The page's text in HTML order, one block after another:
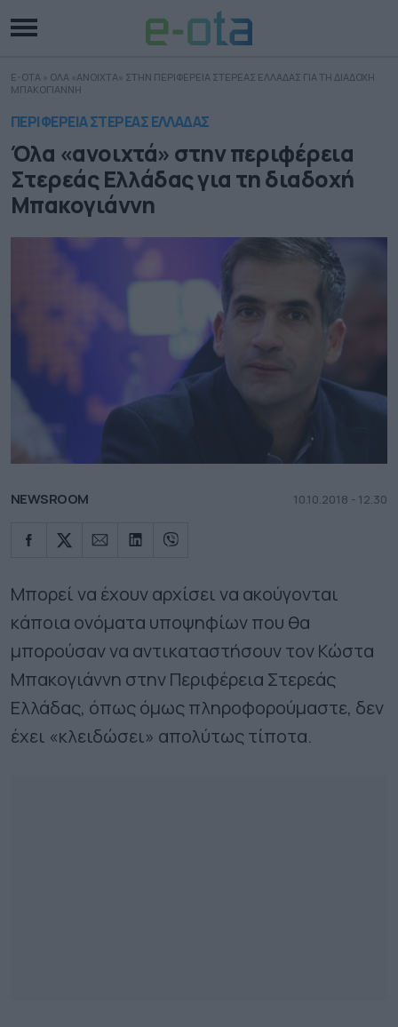
E-OTA » ΟΛΑ «ΑΝΟΙΧΤΑ» ΣΤΗΝ ΠΕΡΙΦΕΡΕΙΑ ΣΤΕΡΕΑΣ ΕΛΛΑΔΑΣ ΓΙΑ ΤΗ ΔΙΑΔΟΧΗ
ΜΠΑΚΟΓΙΑΝΝΗ
ΠΕΡΙΦΕΡΕΙΑ ΣΤΕΡΕΑΣ ΕΛΛΑΔΑΣ
Όλα «ανοιχτά» στην περιφέρεια
Στερεάς Ελλάδας για τη διαδοχή
Μπακογιάννη
NEWSROOM 10.10.2018 - 12.30
Μπορεί να έχουν αρχίσει να ακούγονται
κάποια ονόματα υποψηφίων που θα
μπορούσαν να αντικαταστήσουν τον Κώστα
Μπακογιάννη στην Περιφέρεια Στερεάς
Ελλάδας, όπως όμως πληροφορούμαστε, δεν
έχει «κλειδώσει» απολύτως τίποτα.